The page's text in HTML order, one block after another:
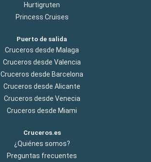
Hurtigruten
Princess Cruises
Puerto de salida
Cruceros desde Malaga
Cruceros desde Valencia
Cruceros desde Barcelona
Cruceros desde Alicante
Cruceros desde Venecia
Cruceros desde Miami
Cruceros.es
¿Quiénes somos?
Preguntas frecuentes